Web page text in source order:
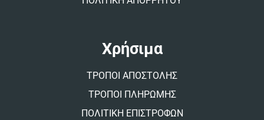
Χρήσιμα
ΤΡΟΠΟΙ ΑΠΟΣΤΟΛΗΣ
ΤΡΟΠΟΙ ΠΛΗΡΩΜΗΣ
ΠΟΛΙΤΙΚΗ ΕΠΙΣΤΡΟΦΩΝ